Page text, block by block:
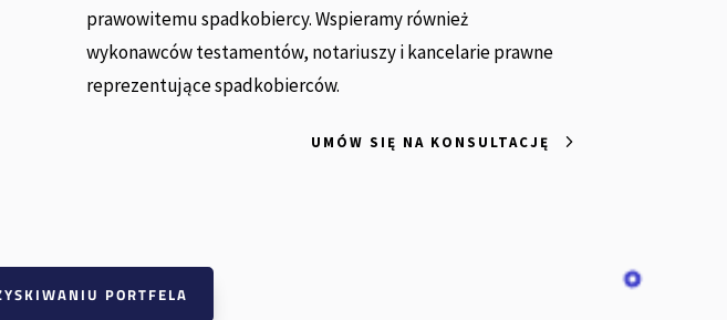
prawowitemu spadkobiercy. Wspieramy również
wykonawców testamentów, notariuszy i kancelarie prawne
reprezentujące spadkobierców.
UMÓW SIĘ NA KONSULTACJĘ
PORTFELA